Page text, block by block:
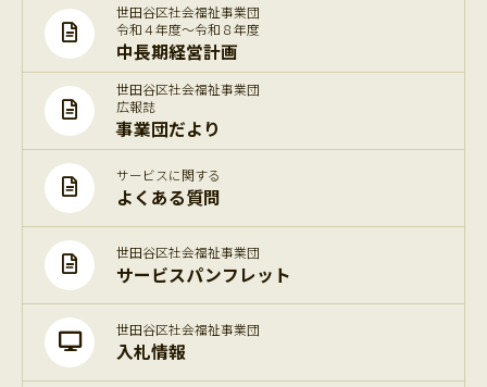
世田谷区社会福祉事業団
令和４年度～令和８年度
中長期経営計画
世田谷区社会福祉事業団
広報誌
事業団だより
サービスに関する
よくある質問
世田谷区社会福祉事業団
サービスパンフレット
世田谷区社会福祉事業団
入札情報